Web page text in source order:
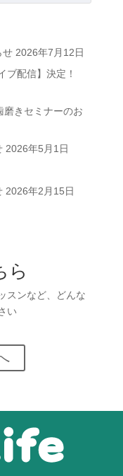
せ 2026年7月12日
ブ配信】決定！
きセミナーのお
2026年5月1日
2026年2月15日
ら
スンなど、どんな
い